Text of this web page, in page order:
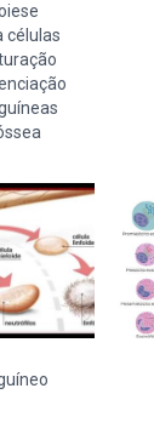
células